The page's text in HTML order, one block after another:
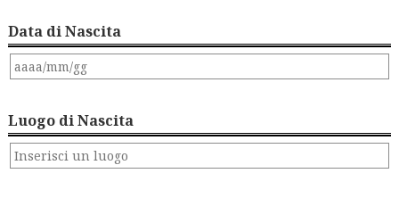
Data di Nascita
Luogo di Nascita